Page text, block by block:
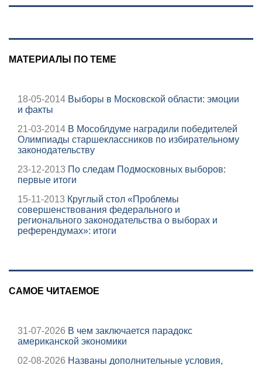
Поргиной
МАТЕРИАЛЫ ПО ТЕМЕ
18-05-2014 Выборы в Московской области: эмоции
и факты
21-03-2014 В Мособлдуме наградили победителей
Олимпиады старшеклассников по избирательному
законодательству
23-12-2013 По следам Подмосковных выборов:
первые итоги
15-11-2013 Круглый стол «Проблемы
совершенствования федерального и
регионального законодательства о выборах и
референдумах»: итоги
САМОЕ ЧИТАЕМОЕ
31-07-2026 В чем заключается парадокс
американской экономики
02-08-2026 Названы дополнительные условия,